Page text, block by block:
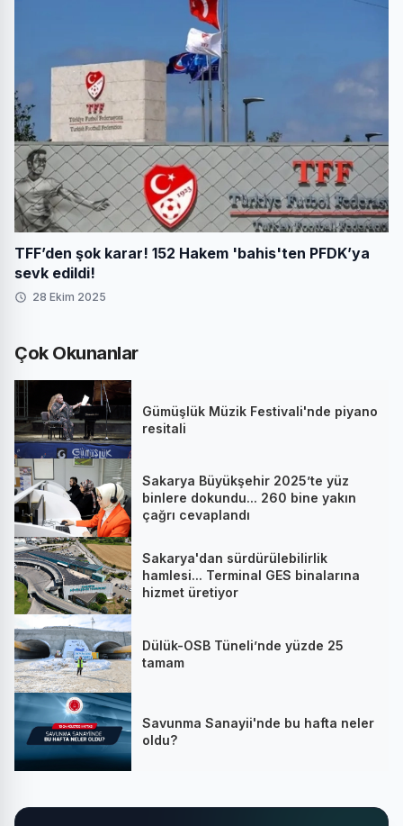
TFF’den şok karar! 152 Hakem 'bahis'ten PFDK’ya
sevk edildi!
28 Ekim 2025
Çok Okunanlar
Gümüşlük Müzik Festivali'nde piyano
resitali
Sakarya Büyükşehir 2025’te yüz
binlere dokundu... 260 bine yakın
çağrı cevaplandı
Sakarya'dan sürdürülebilirlik
hamlesi... Terminal GES binalarına
hizmet üretiyor
Dülük-OSB Tüneli’nde yüzde 25
tamam
Savunma Sanayii'nde bu hafta neler
oldu?